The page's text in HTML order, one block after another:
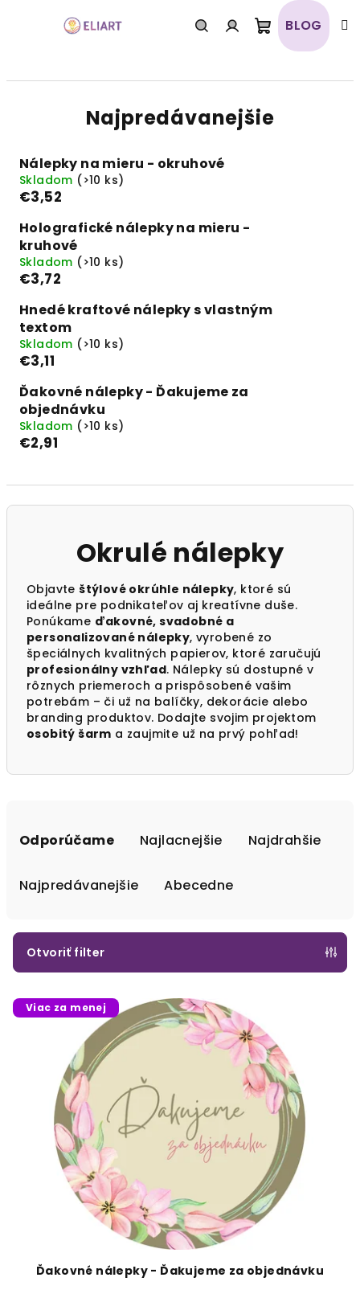
PrihlásenieNákupný
BLOG
Najpredávanejšie
Nálepky na mieru - okruhové
Skladom (>10 ks)
€3,52
Holografické nálepky na mieru -
kruhové
Skladom (>10 ks)
€3,72
Hnedé kraftové nálepky s vlastným
textom
Skladom (>10 ks)
€3,11
Ďakovné nálepky - Ďakujeme za
objednávku
Skladom (>10 ks)
€2,91
Okrulé nálepky
Objavteštýlové okrúhle nálepky, ktoré sú
ideálne pre podnikateľov aj kreatívne duše.
Ponúkame ďakovné, svadobné a
personalizované nálepky, vyrobené zo
špeciálnych kvalitných papierov, ktoré zaručujú
profesionálny vzhľad. Nálepky sú dostupné v
rôznych priemeroch a prispôsobené vašim
potrebám – či už na balíčky, dekorácie alebo
branding produktov. Dodajte svojim projektom
osobitý šarm a zaujmite už na prvý pohľad!
p
r
o
Odporúčame Najlacnejšie Najdrahšie
Najpredávanejšie Abecedne
Otvoriť filter
V
ý Viac za menej
Ďakovné nálepky - Ďakujeme za objednávku